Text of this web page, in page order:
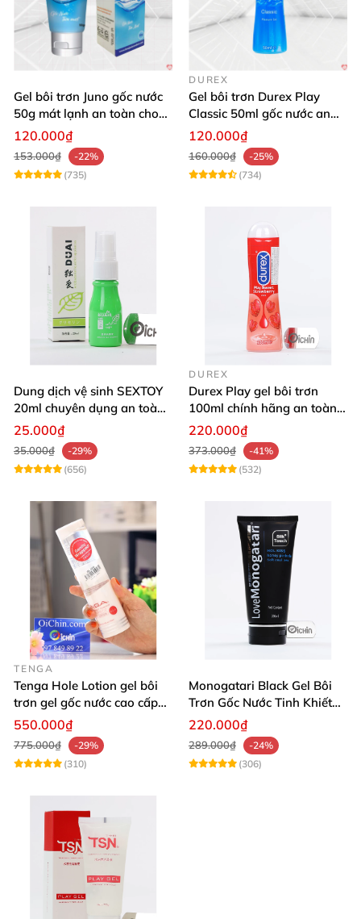
Gel bôi trơn Juno gốc nước
50g mát lạnh an toàn cho
âm đạo nhạy cảm
120.000₫
153.000₫
-22%
(735)
DUREX
Gel bôi trơn Durex Play
Classic 50ml gốc nước an
toàn dịu nhẹ
120.000₫
160.000₫
-25%
(734)
Dung dịch vệ sinh SEXTOY
20ml chuyên dụng an toàn
cho da
25.000₫
35.000₫
-29%
(656)
DUREX
Durex Play gel bôi trơn
100ml chính hãng an toàn
dịu nhẹ
220.000₫
373.000₫
-41%
(532)
TENGA
Tenga Hole Lotion gel bôi
trơn gel gốc nước cao cấp
Nhật
550.000₫
775.000₫
-29%
(310)
Monogatari Black Gel Bôi
Trơn Gốc Nước Tinh Khiết
An Toàn
220.000₫
289.000₫
-24%
(306)